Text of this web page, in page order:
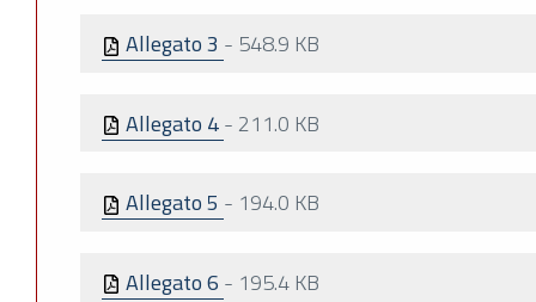
Allegato 3 - 548.9 KB
Allegato 4- 211.0 KB
Allegato 5 - 194.0 KB
Allegato 6 - 195.4 KB